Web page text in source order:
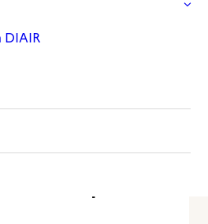
DIAIR
pour que le
à la portée